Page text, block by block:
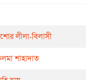
লীলা-বিলাসী
শাহাদাত